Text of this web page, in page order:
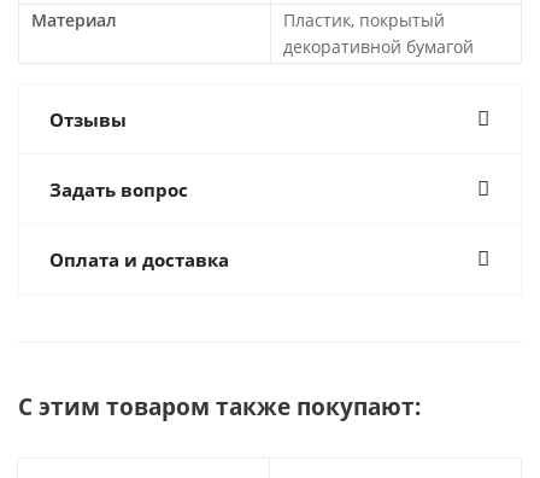
Материал
Пластик, покрытый
декоративной бумагой
Отзывы
Задать вопрос
Оплата и доставка
С этим товаром также покупают: